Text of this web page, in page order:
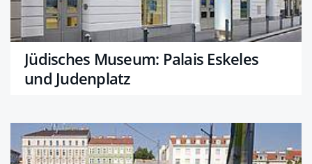
Jüdisches Museum: Palais Eskeles
und Judenplatz